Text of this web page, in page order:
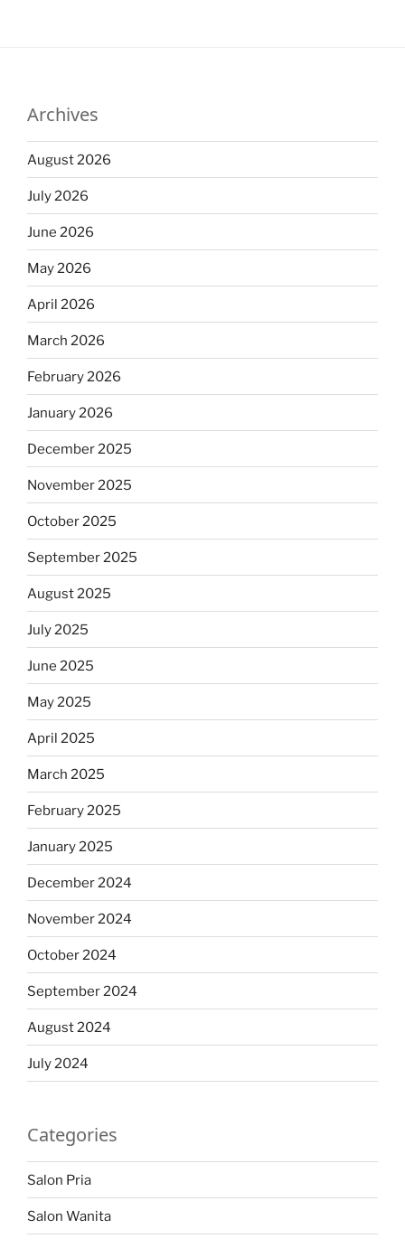
Archives
August 2026
July 2026
June 2026
May 2026
April 2026
March 2026
February 2026
January 2026
December 2025
November 2025
October 2025
September 2025
August 2025
July 2025
June 2025
May 2025
April 2025
March 2025
February 2025
January 2025
December 2024
November 2024
October 2024
September 2024
August 2024
July 2024
Categories
Salon Pria
Salon Wanita